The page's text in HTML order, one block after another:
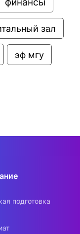
зал
эф мгу
подготовка